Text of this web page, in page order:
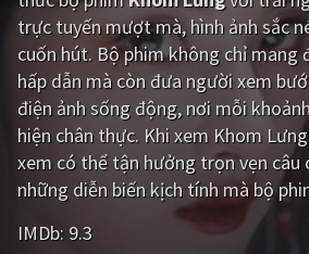
Âu - Mỹ Trung
Hàn Quốc Nhật
Ấn Độ Việt
Tổng hợp
CẬP NHẬT
trực tuyến mượt mà, hình ảnh sắc
cuốn hút. Bộ phim không chỉ
hấp dẫn mà còn đưa người xem
điện ảnh sống động, nơi mỗi
hiện chân thực. Khi xem Khom
xem có thể tận hưởng trọn vẹn câu
những diễn biến kịch tính mà bộ
IMDb: 9.3